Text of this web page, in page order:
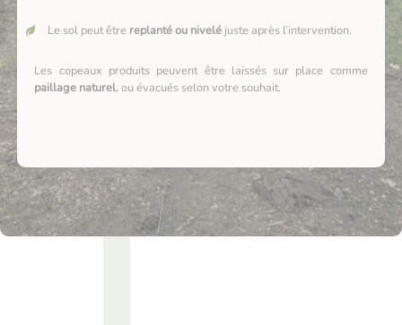
Le sol peut être replanté ou nivelé juste après l’intervention.
Les copeaux produits peuvent être laissés sur place comme
paillage naturel, ou évacués selon votre souhait.